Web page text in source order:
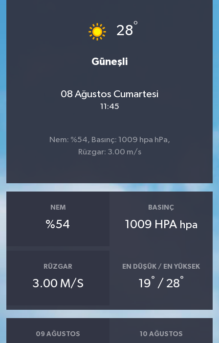
28°
Güneşli
08 Ağustos Cumartesi
11:45
Nem: %54, Basınç: 1009 hpa hPa,
Rüzgar: 3.00 m/s
NEM
%54
BASINÇ
1009 HPA hpa
RÜZGAR
3.00 M/S
EN DÜŞÜK / EN YÜKSEK
19° / 28°
09 AĞUSTOS 10 AĞUSTOS